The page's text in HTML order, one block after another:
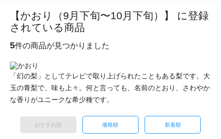
【かおり（9月下旬〜10月下旬）】 に登録
されている商品
5件の商品が見つかりました
「幻の梨」としてテレビで取り上げられたこともある梨です。大
玉の青梨で、味も上々。何と言っても、名前のとおり、さわやか
な香りがユニークな希少種です。
おすすめ順 価格順 新着順